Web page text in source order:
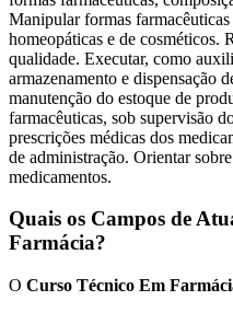
Manipular formas
homeopáticas e de cosméticos.
qualidade. Executar, como
armazenamento e dispensação
manutenção do estoque de
farmacêuticas, sob supervisão
prescrições médicas dos
de administração. Orientar
medicamentos.
Quais os Campos de
Farmácia?
O Curso Técnico Em